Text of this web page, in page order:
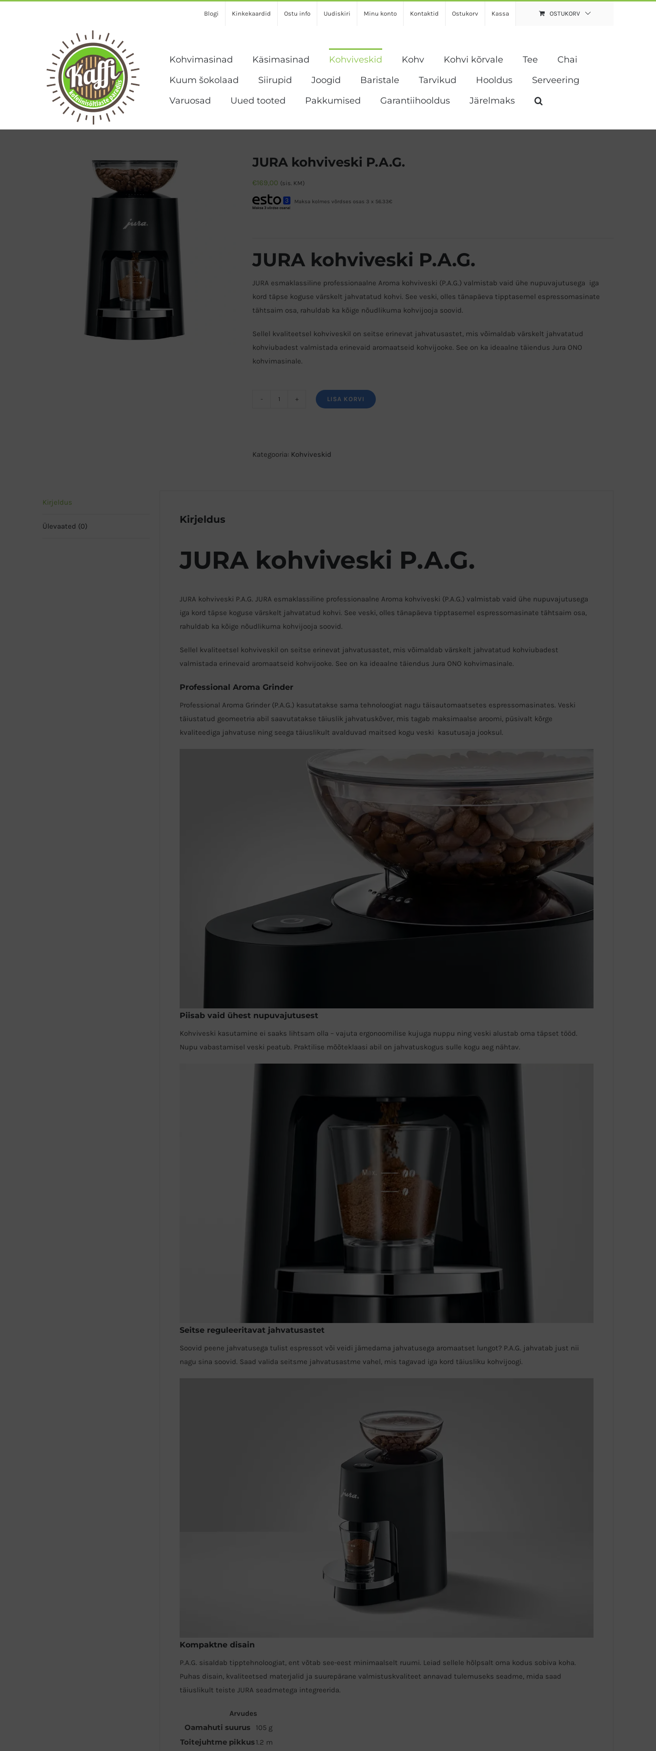
Blogi Kinkekaardid Ostu info Uudiskiri Minu konto Kontaktid Ostukorv Kassa OSTUKORV
Kohvimasinad Käsimasinad Kohviveskid Kohv Kohvi kõrvale Tee
Chai
Kuum šokolaad
Siirupid Joogid Baristale Tarvikud Hooldus
Serveering
Varuosad
Uued tooted Pakkumised Garantiihooldus Järelmaks
JURA kohviveski P.A.G.
€169,00 (sis. KM)
Maksa kolmes võrdses osas 3 x 56.33€
JURA kohviveski P.A.G.
JURA esmaklassiline professionaalne Aroma kohviveski (P.A.G.) valmistab vaid ühe nupuvajutusega iga
kord täpse koguse värskelt jahvatatud kohvi. See veski, olles tänapäeva tipptasemel espressomasinate
tähtsaim osa, rahuldab ka kõige nõudlikuma kohvijooja soovid.
Sellel kvaliteetsel kohviveskil on seitse erinevat jahvatusastet, mis võimaldab värskelt jahvatatud
kohviubadest valmistada erinevaid aromaatseid kohvijooke. See on ka ideaalne täiendus Jura ONO
kohvimasinale.
LISA KORVI
Kategooria: Kohviveskid
Kirjeldus
Ülevaated (0)
Kirjeldus
JURA kohviveski P.A.G.
JURA kohviveski P.A.G. JURA esmaklassiline professionaalne Aroma kohviveski (P.A.G.) valmistab vaid ühe nupuvajutusega
iga kord täpse koguse värskelt jahvatatud kohvi. See veski, olles tänapäeva tipptasemel espressomasinate tähtsaim osa,
rahuldab ka kõige nõudlikuma kohvijooja soovid.
Sellel kvaliteetsel kohviveskil on seitse erinevat jahvatusastet, mis võimaldab värskelt jahvatatud kohviubadest
valmistada erinevaid aromaatseid kohvijooke. See on ka ideaalne täiendus Jura ONO kohvimasinale.
Professional Aroma Grinder
Professional Aroma Grinder (P.A.G.) kasutatakse sama tehnoloogiat nagu täisautomaatsetes espressomasinates. Veski
täiustatud geomeetria abil saavutatakse täiuslik jahvatuskõver, mis tagab maksimaalse aroomi, püsivalt kõrge
kvaliteediga jahvatuse ning seega täiuslikult avalduvad maitsed kogu veski kasutusaja jooksul.
Piisab vaid ühest nupuvajutusest
Kohviveski kasutamine ei saaks lihtsam olla – vajuta ergonoomilise kujuga nuppu ning veski alustab oma täpset tööd.
Nupu vabastamisel veski peatub. Praktilise mõõteklaasi abil on jahvatuskogus sulle kogu aeg nähtav.
Seitse reguleeritavat jahvatusastet
Soovid peene jahvatusega tulist espressot või veidi jämedama jahvatusega aromaatset lungot? P.A.G. jahvatab just nii
nagu sina soovid. Saad valida seitsme jahvatusastme vahel, mis tagavad iga kord täiusliku kohvijoogi.
Kompaktne disain
P.A.G. sisaldab tipptehnoloogiat, ent võtab see-eest minimaalselt ruumi. Leiad sellele hõlpsalt oma kodus sobiva koha.
Puhas disain, kvaliteetsed materjalid ja suurepärane valmistuskvaliteet annavad tulemuseks seadme, mida saad
täiuslikult teiste JURA seadmetega integreerida.
Arvudes
Oamahuti suurus 105 g
Toitejuhtme pikkus1.2 m